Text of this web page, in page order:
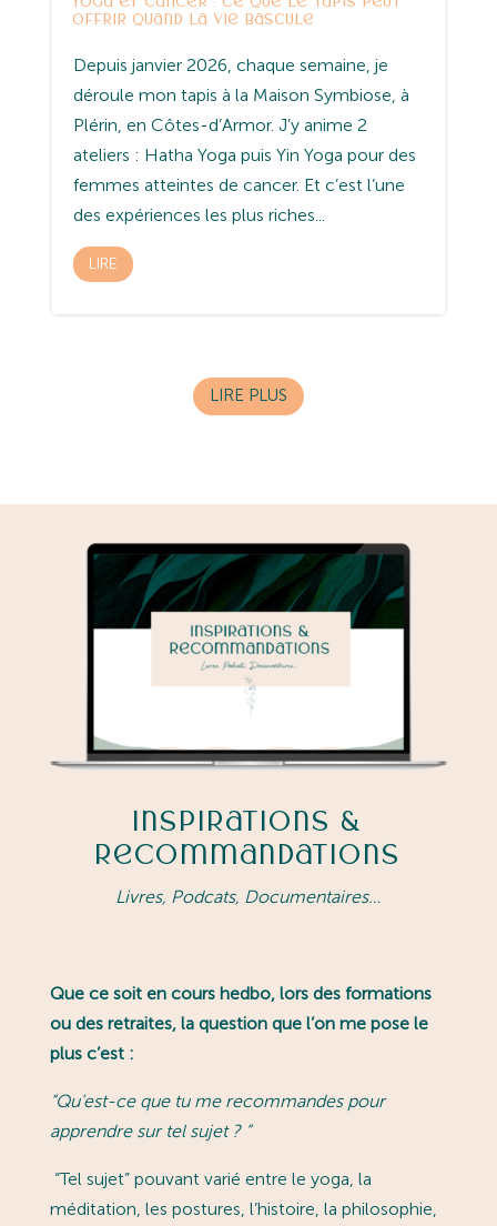
offrir quand la vie bascule
Depuis janvier 2026, chaque semaine, je
déroule mon tapis à la Maison Symbiose, à
Plérin, en Côtes-d’Armor. J’y anime 2
ateliers : Hatha Yoga puis Yin Yoga pour des
femmes atteintes de cancer. Et c’est l’une
des expériences les plus riches...
LIRE
LIRE PLUS
Inspirations &
Recommandations
Livres, Podcats, Documentaires…
Que ce soit en cours hedbo, lors des formations
ou des retraites, la question que l’on me pose le
plus c’est :
“Qu’est-ce que tu me recommandes pour
apprendre sur tel sujet ? ”
“Tel sujet” pouvant varié entre le yoga, la
méditation, les postures, l’histoire, la philosophie,